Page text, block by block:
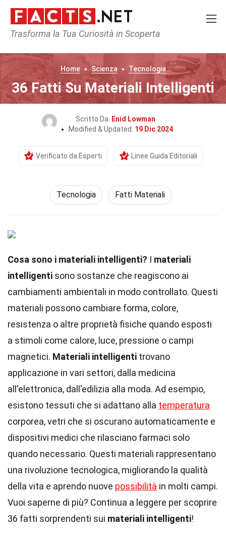
Trasforma la Tua Curiosità in Scoperta
Home Scienza Tecnologia
36 Fatti Su Materiali Intelligenti
Scritto Da: Enid Lowman
Modified & Updated: 19 Dic 2024
Verificato da Esperti Linee Guida Editoriali
Tecnologia Fatti Materiali
Cosa sono i materiali intelligenti? I materiali
intelligenti sono sostanze che reagiscono ai
cambiamenti ambientali in modo controllato. Questi
materiali possono cambiare forma, colore,
resistenza o altre proprietà fisiche quando esposti
a stimoli come calore, luce, pressione o campi
magnetici. Materiali intelligenti trovano
applicazione in vari settori, dalla medicina
all'elettronica, dall'edilizia alla moda. Ad esempio,
esistono tessuti che si adattano alla temperatura
corporea, vetri che si oscurano automaticamente e
dispositivi medici che rilasciano farmaci solo
quando necessario. Questi materiali rappresentano
una rivoluzione tecnologica, migliorando la qualità
della vita e aprendo nuove possibilità in molti campi.
Vuoi saperne di più? Continua a leggere per scoprire
36 fatti sorprendenti sui materiali intelligenti!